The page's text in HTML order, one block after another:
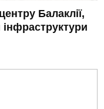
Балаклії,